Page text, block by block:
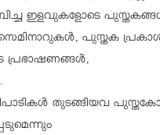
ഇളവുകളോടെ
പുസ്തക
പ്രഭാഷണങ്ങൾ,
തുടങ്ങിയവ